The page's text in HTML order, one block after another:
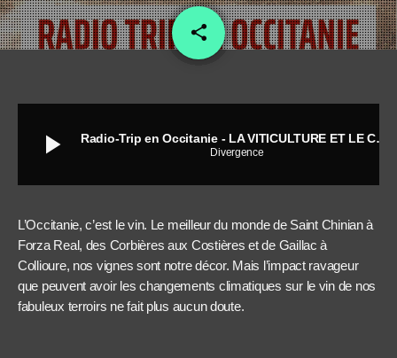
share
email
play_arrow Radio-Trip en Occitanie - LA VITICULTURE ET LE CLIMAT
Divergence
L’Occitanie, c’est le vin. Le meilleur du monde de Saint Chinian à
Forza Real, des Corbières aux Costières et de Gaillac à
Collioure, nos vignes sont notre décor. Mais l’impact ravageur
que peuvent avoir les changements climatiques sur le vin de nos
fabuleux terroirs ne fait plus aucun doute.